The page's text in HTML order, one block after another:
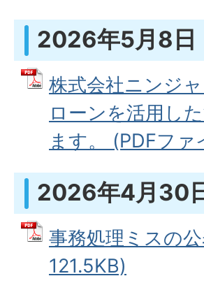
2026年5月8日
株式会社ニンジ
ローンを活用し
ます。 (PDFフ
2026年4月30
事務処理ミスの
121.5KB)